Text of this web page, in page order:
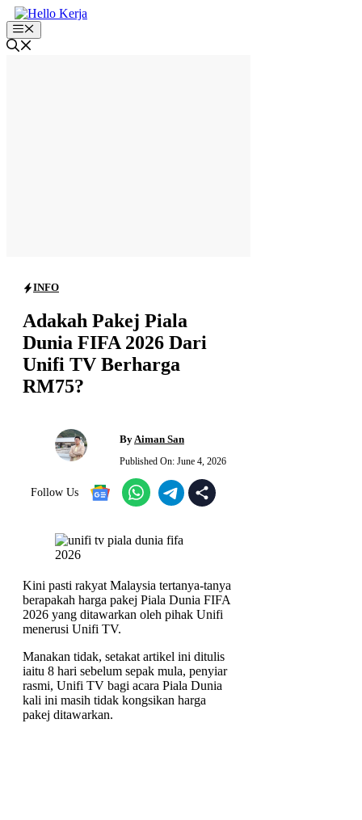
Skip
to
content
Menu
INFO
Adakah Pakej Piala
Dunia FIFA 2026 Dari
Unifi TV Berharga
RM75?
ByAiman San
Published On: June 4, 2026
Follow Us
Kini pasti rakyat Malaysia tertanya-tanya
berapakah harga pakej Piala Dunia FIFA
2026 yang ditawarkan oleh pihak Unifi
menerusi Unifi TV.
Manakan tidak, setakat artikel ini ditulis
iaitu 8 hari sebelum sepak mula, penyiar
rasmi, Unifi TV bagi acara Piala Dunia
kali ini masih tidak kongsikan harga
pakej ditawarkan.